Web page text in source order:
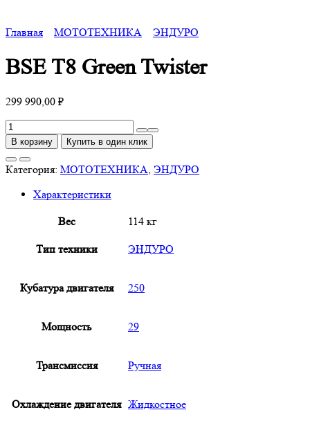
Главная МОТОТЕХНИКА ЭНДУРО
BSE T8 Green Twister
299 990,00 ₽
Количество
товара
T8
Twister
В корзину Купить в один клик
Категория: МОТОТЕХНИКА, ЭНДУРО
Характеристики
Вес 114 кг
Тип техники ЭНДУРО
Кубатура двигателя 250
Мощность 29
Трансмиссия Ручная
Охлаждение двигателя Жидкостное